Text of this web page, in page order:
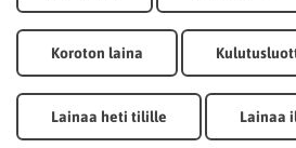
Koroton laina
Lainaa heti tilille Lainaa